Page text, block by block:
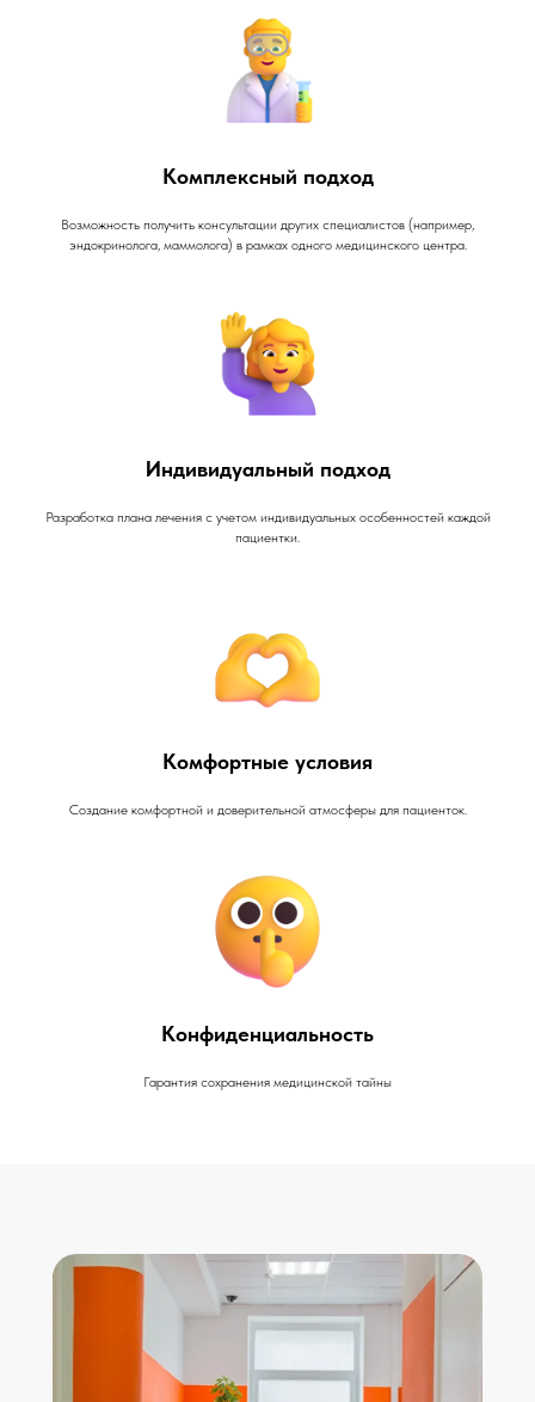
Комплексный подход
Возможность получить консультации других специалистов (например,
эндокринолога, маммолога) в рамках одного медицинского центра.
Индивидуальный подход
Разработка плана лечения с учетом индивидуальных особенностей каждой
пациентки.
Комфортные условия
Создание комфортной и доверительной атмосферы для пациенток.
Конфиденциальность
Гарантия сохранения медицинской тайны